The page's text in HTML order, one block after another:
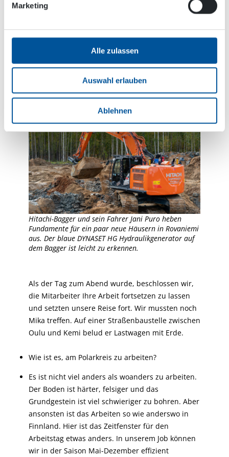
Marketing
Alle zulassen
Auswahl erlauben
Ablehnen
hergestellt wurden. Auf der Baustelle stand ein
wurde. Oben auf dem Bagger lässt sich deutlich
Hitachi-Bagger und sein Fahrer Jani Puro heben
Fundamente für ein paar neue Häusern in Rovaniemi
aus. Der blaue DYNASET HG Hydraulikgenerator auf
dem Bagger ist leicht zu erkennen.
Als der Tag zum Abend wurde, beschlossen wir,
die Mitarbeiter Ihre Arbeit fortsetzen zu lassen
und setzten unsere Reise fort. Wir mussten noch
Mika treffen. Auf einer Straßenbaustelle zwischen
Oulu und Kemi belud er Lastwagen mit Erde.
Wie ist es, am Polarkreis zu arbeiten?
Es ist nicht viel anders als woanders zu arbeiten.
Der Boden ist härter, felsiger und das
Grundgestein ist viel schwieriger zu bohren. Aber
ansonsten ist das Arbeiten so wie anderswo in
Finnland. Hier ist das Zeitfenster für den
Arbeitstag etwas anders. In unserem Job können
wir in der Saison Mai-Dezember effizient